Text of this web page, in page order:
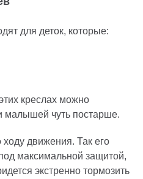
для деток, которые:
креслах можно
малышей чуть постарше.
движения. Так его
максимальной защитой,
экстренно тормозить